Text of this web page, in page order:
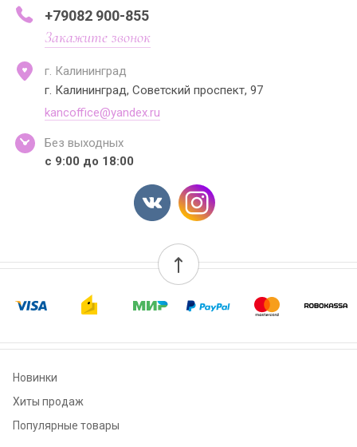
+79082 900-855
Закажите звонок
г. Калининград
г. Калининград, Советский проспект, 97
kancoffice@yandex.ru
Без выходных
с 9:00 до 18:00
Новинки
Хиты продаж
Популярные товары